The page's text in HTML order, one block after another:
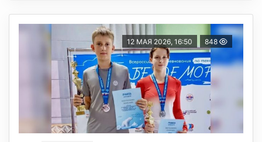
12 МАЯ 2026, 16:50 848